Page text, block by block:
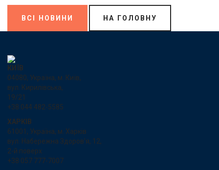
ВСІ НОВИНИ НА ГОЛОВНУ
КИЇВ
04080, Україна, м. Київ,
вул. Кирилівська,
19/21
+38 044 482-5585
ХАРКІВ
61001, Україна, м. Харків
вул. Набережна Здоров'я, 12,
2-й поверх
+38 057 777-7007